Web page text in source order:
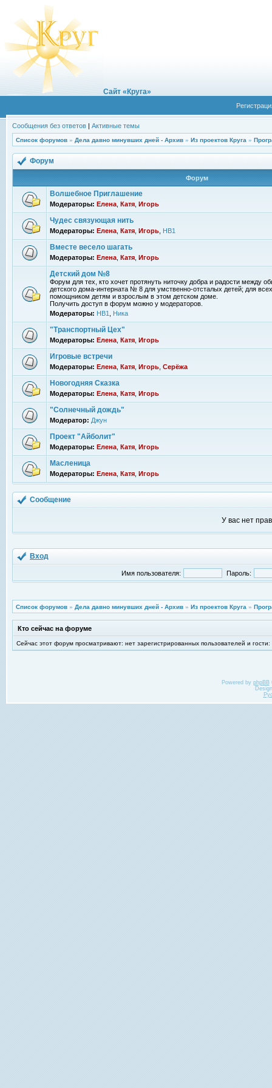
Сайт «Круга»
Сообщения без ответов | Активные темы
Список форумов » Дела давно минувших дней - Архив » Из проектов Круга »
Форум
Форум
Волшебное Приглашение
Модераторы: Елена Катя Игорь
Чудес связующая нить
Модераторы: Елена Катя Игорь НВ1
Вместе весело шагать
Модераторы: Елена Катя Игорь
Детский дом №8
Форум для тех, кто хочет протянуть ниточку добра и радости между
детского дома-интерната № 8 для умственно-отсталых детей; для
помощником детям и взрослым в этом детском доме.
Получить доступ в форум можно у модераторов.
Модераторы: НВ1 Ника
"Транспортный Цех"
Модераторы: Елена Катя Игорь
Игровые встречи
Модераторы: Елена Катя Игорь Серёжа
Новогодняя Сказка
Модераторы: Елена Катя Игорь
"Солнечный дождь"
Модератор: Джун
Проект "Айболит"
Модераторы: Елена Катя Игорь
Масленица
Модераторы: Елена Катя Игорь
Сообщение
У вас нет
Вход
Имя пользователя: Пароль:
Список форумов » Дела давно минувших дней - Архив » Из проектов Круга »
Кто сейчас на форуме
Сейчас этот форум просматривают: нет зарегистрированных пользователей и гости:
Powered by phpBB